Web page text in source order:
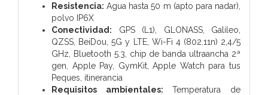
Resistencia: Agua hasta 50 m (apto para nadar),
polvo IP6X
Conectividad: GPS (L1), GLONASS, Galileo,
QZSS, BeiDou, 5G y LTE, Wi-Fi 4 (802.11n) 2,4/5
GHz, Bluetooth 5.3, chip de banda ultraancha 2ª
gen, Apple Pay, GymKit, Apple Watch para tus
Peques, itinerancia
Requisitos ambientales: Temperatura de